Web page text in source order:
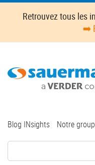
Skip
content
Retrouvez tous les
➡️
Top
Blog INsights Notre